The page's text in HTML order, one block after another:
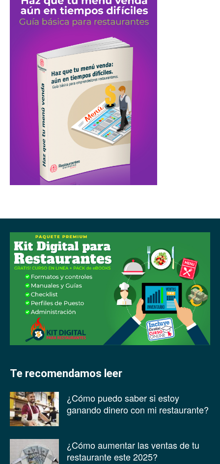
Te recomendamos leer
¿Cómo puedo saber si estoy
ganando dinero con mi restaurante?
¿Cómo aumentar las ventas de tu
restaurante este 2025?